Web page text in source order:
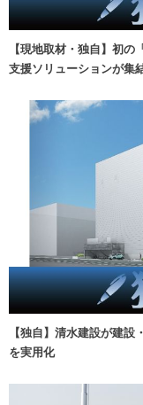
【現地取材・独自】初
支援ソリューションが集
【独自】清水建設が建
を実用化